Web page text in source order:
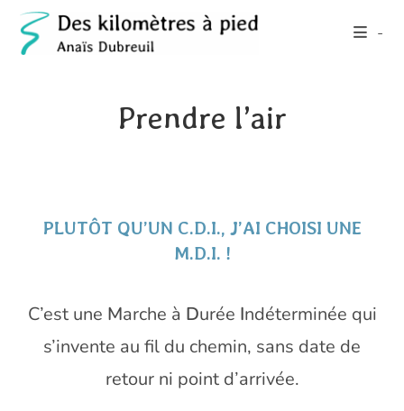
Skip
content
-
Prendre l’air
PLUTÔT QU’UN C.D.I., J’AI CHOISI UNE
M.D.I. !
C’est une Marche à Durée Indéterminée qui
s’invente au fil du chemin, sans date de
retour ni point d’arrivée.